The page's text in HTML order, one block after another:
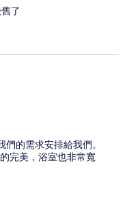
了
的需求安排給我們。
完美，浴室也非常寬